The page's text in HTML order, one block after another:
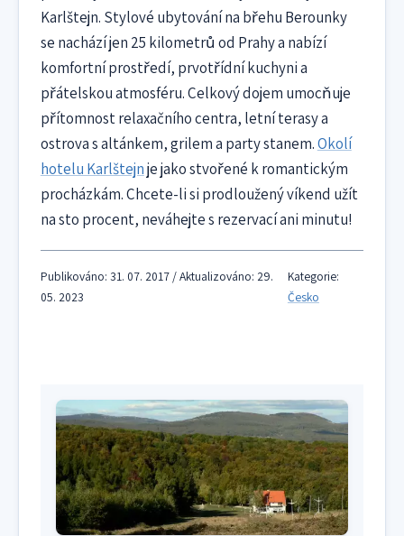
Karlštejn. Stylové ubytování na břehu Berounky
se nachází jen 25 kilometrů od Prahy a nabízí
komfortní prostředí, prvotřídní kuchyni a
přátelskou atmosféru. Celkový dojem umocňuje
přítomnost relaxačního centra, letní terasy a
ostrova s altánkem, grilem a party stanem.Okolí
hotelu Karlštejnje jako stvořené k romantickým
procházkám. Chcete-li si prodloužený víkend užít
na sto procent, neváhejte s rezervací ani minutu!
Publikováno: 31. 07. 2017 / Aktualizováno: 29.
05. 2023
Kategorie:
Česko